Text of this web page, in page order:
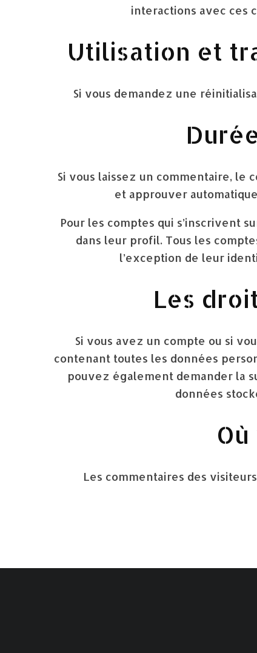
interactions avec ces
Utilisation et
Si vous demandez une
Si vous laissez un commentaire,
et approuver
Pour les comptes qui s’inscrivent
dans leur profil. Tous les
l’exception de leur
Les
Si vous avez un compte ou si
contenant toutes les données
pouvez également demander la
données
Les commentaires des